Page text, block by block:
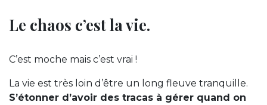
Le chaos c’est la vie.
C’est moche mais c’est vrai !
La vie est très loin d’être un long fleuve tranquille.
S’étonner d’avoir des tracas à gérer quand on